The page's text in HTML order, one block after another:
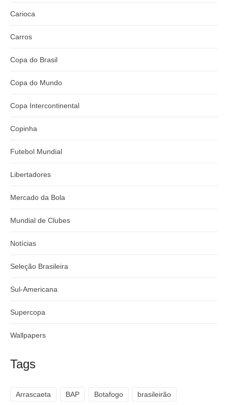
Carioca
Carros
Copa do Brasil
Copa do Mundo
Copa Intercontinental
Copinha
Futebol Mundial
Libertadores
Mercado da Bola
Mundial de Clubes
Notícias
Seleção Brasileira
Sul-Americana
Supercopa
Wallpapers
Tags
Arrascaeta BAP Botafogo brasileirão